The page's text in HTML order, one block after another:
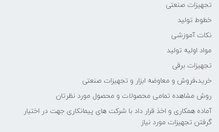
تجهیزات صنعتی
خطوط تولید
نکات آموزشی
مواد اولیه تولید
تجهیزات برقی
خرید،فروش و معاوضه ابزار و تجهیزات صنعتی
روش مشاهده تمامی محصولات و محصول مورد نظرتان
آماده همکاری و اخذ قرار داد با شرکت های پیمانکاری جهت در اختیار
گرفتن تجهیزات مورد نیاز